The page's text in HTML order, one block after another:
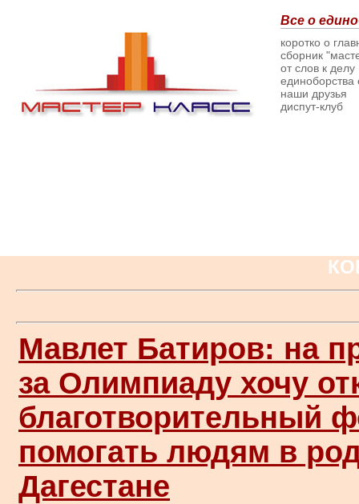
Все о
коротко о
сборник
от слов к делу
наши друзья
диспут-клуб
Мавлет Батиров: на
за Олимпиаду хочу
благотворительный
помогать людям в
Дагестане